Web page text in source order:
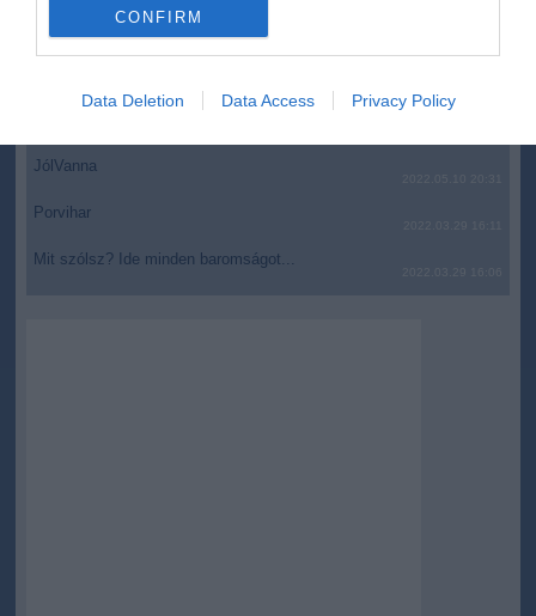
I want to allow Google to enable storage
related to personalization.
related to security, including authentication
user protection.
CONFIRM
Data Deletion Data Access Privacy Policy
top fórum témák:
JólVanna
Porvihar
Mit szólsz? Ide minden baromságot...